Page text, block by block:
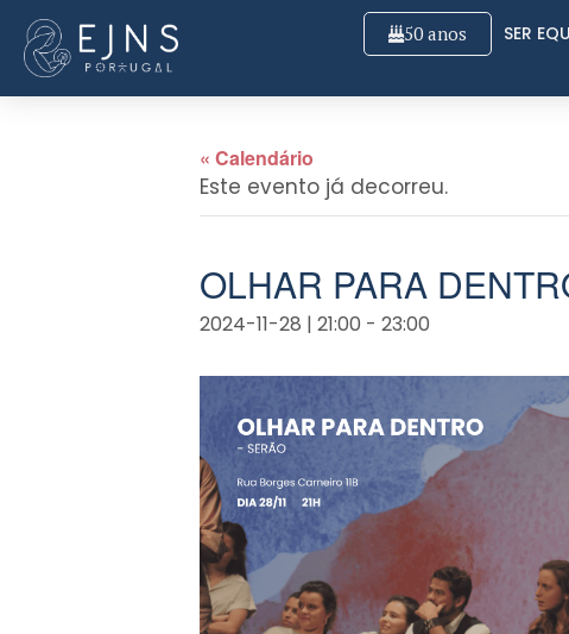
50 anos SER
« Calendário
Este evento já decorreu.
OLHAR PARA
2024-11-28 | 21:00 - 23:00